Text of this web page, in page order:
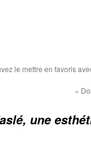
le mettre en favoris
«
une